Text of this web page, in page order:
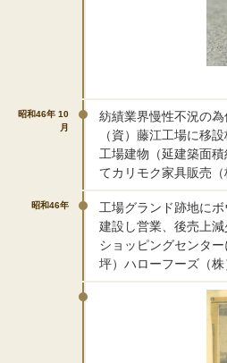
昭和46年 10
月
紡績業界慢性不況の
（資）藤江工場に移設
工場建物（延建築面
てカリモク家具販売（
昭和46年
工場グランド跡地に
建設し営業、後売上
ショッピングセンタ
坪）ハローフーズ（株